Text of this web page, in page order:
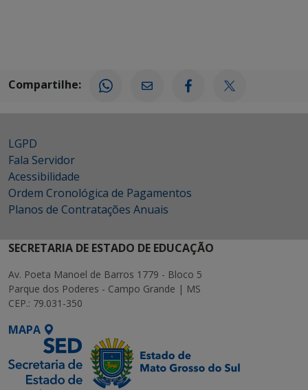
Compartilhe:
LGPD
Fala Servidor
Acessibilidade
Ordem Cronológica de Pagamentos
Planos de Contratações Anuais
SECRETARIA DE ESTADO DE EDUCAÇÃO
Av. Poeta Manoel de Barros 1779 - Bloco 5
Parque dos Poderes - Campo Grande | MS
CEP.: 79.031-350
MAPA